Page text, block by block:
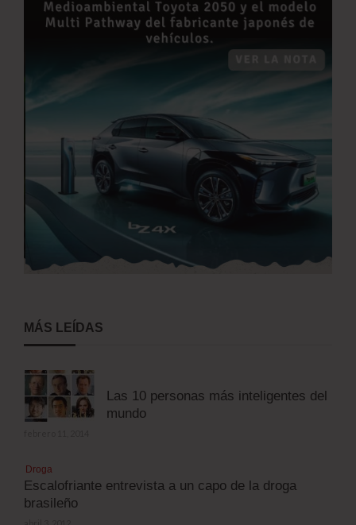
MÁS LEÍDAS
Las 10 personas más inteligentes del
mundo
Droga
Escalofriante entrevista a un capo de la droga
brasileño